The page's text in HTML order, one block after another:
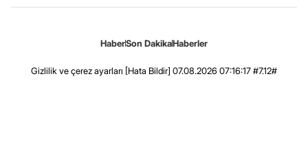
HaberSon DakikaHaberler
Gizlilik ve çerez ayarları [Hata Bildir] 07.08.2026 07:16:17 #7.12#